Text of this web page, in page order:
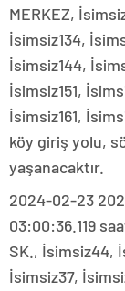
MERKEZ,
İsimsiz134,
İsimsiz144,
İsimsiz151,
İsimsiz161,
köy giriş yolu,
yaşanacaktır.
2024-02-23
03:00:36.119
SK., İsimsiz44,
İsimsiz37,